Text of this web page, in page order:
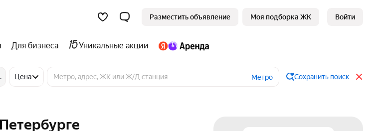
Разместить объявление Моя подборка ЖК Войти
Для бизнеса Уникальные акции
Цена Метро Сохранить поиск